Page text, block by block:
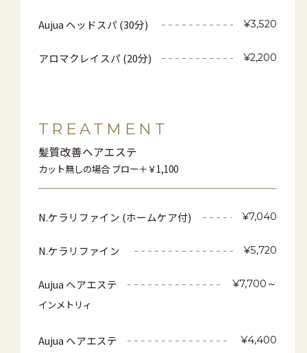
Aujua ヘッドスパ (30分) ¥3,520
アロマクレイスパ (20分) ¥2,200
TREATMENT
髪質改善ヘアエステ
カット無しの場合 ブロー＋￥1,100
N.ケラリファイン (ホームケア付) ¥7,040
N.ケラリファイン ¥5,720
Aujua ヘアエステ ¥7,700～
インメトリィ
Aujua ヘアエステ ¥4,400